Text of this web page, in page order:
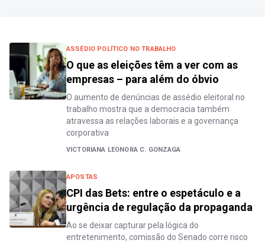
ASSÉDIO POLÍTICO NO TRABALHO
O que as eleições têm a ver com as
empresas – para além do óbvio
O aumento de denúncias de assédio eleitoral no
trabalho mostra que a democracia também
atravessa as relações laborais e a governança
corporativa
VICTORIANA LEONORA C. GONZAGA
APOSTAS
CPI das Bets: entre o espetáculo e a
urgência de regulação da propaganda
Ao se deixar capturar pela lógica do
entretenimento, comissão do Senado corre risco